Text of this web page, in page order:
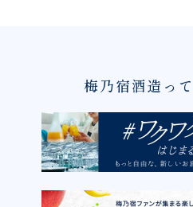
梅乃宿酒造っ